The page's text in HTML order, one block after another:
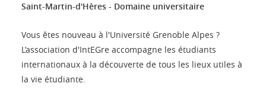
Saint-Martin-d'Hères - Domaine universitaire
Vous êtes nouveau à l'Université Grenoble Alpes ?
L’association d'IntEGre accompagne les étudiants
internationaux à la découverte de tous les lieux utiles à
la vie étudiante.